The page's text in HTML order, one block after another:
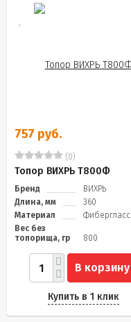
757 руб.
(0)
Топор ВИХРЬ Т800Ф
Бренд
ВИХРЬ
Длина, мм
360
Материал
Фибергласс
Вес без
топорища, гр
800
В корзину
Купить в 1 клик